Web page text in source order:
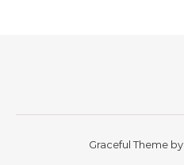
Graceful Theme by